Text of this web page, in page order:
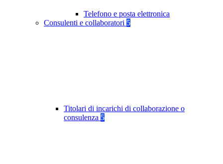
Telefono e posta elettronica
Consulenti e collaboratori 5
Titolari di incarichi di collaborazione o
consulenza 5